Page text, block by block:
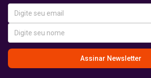
Assinar Newsletter